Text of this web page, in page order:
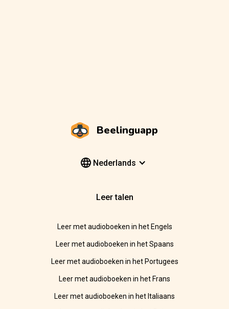
Beelinguapp
Nederlands
Leer talen
Leer met audioboeken in het Engels
Leer met audioboeken in het Spaans
Leer met audioboeken in het Portugees
Leer met audioboeken in het Frans
Leer met audioboeken in het Italiaans